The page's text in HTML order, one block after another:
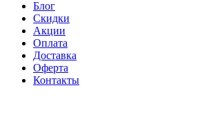
Блог
Скидки
Акции
Оплата
Доставка
Оферта
Контакты